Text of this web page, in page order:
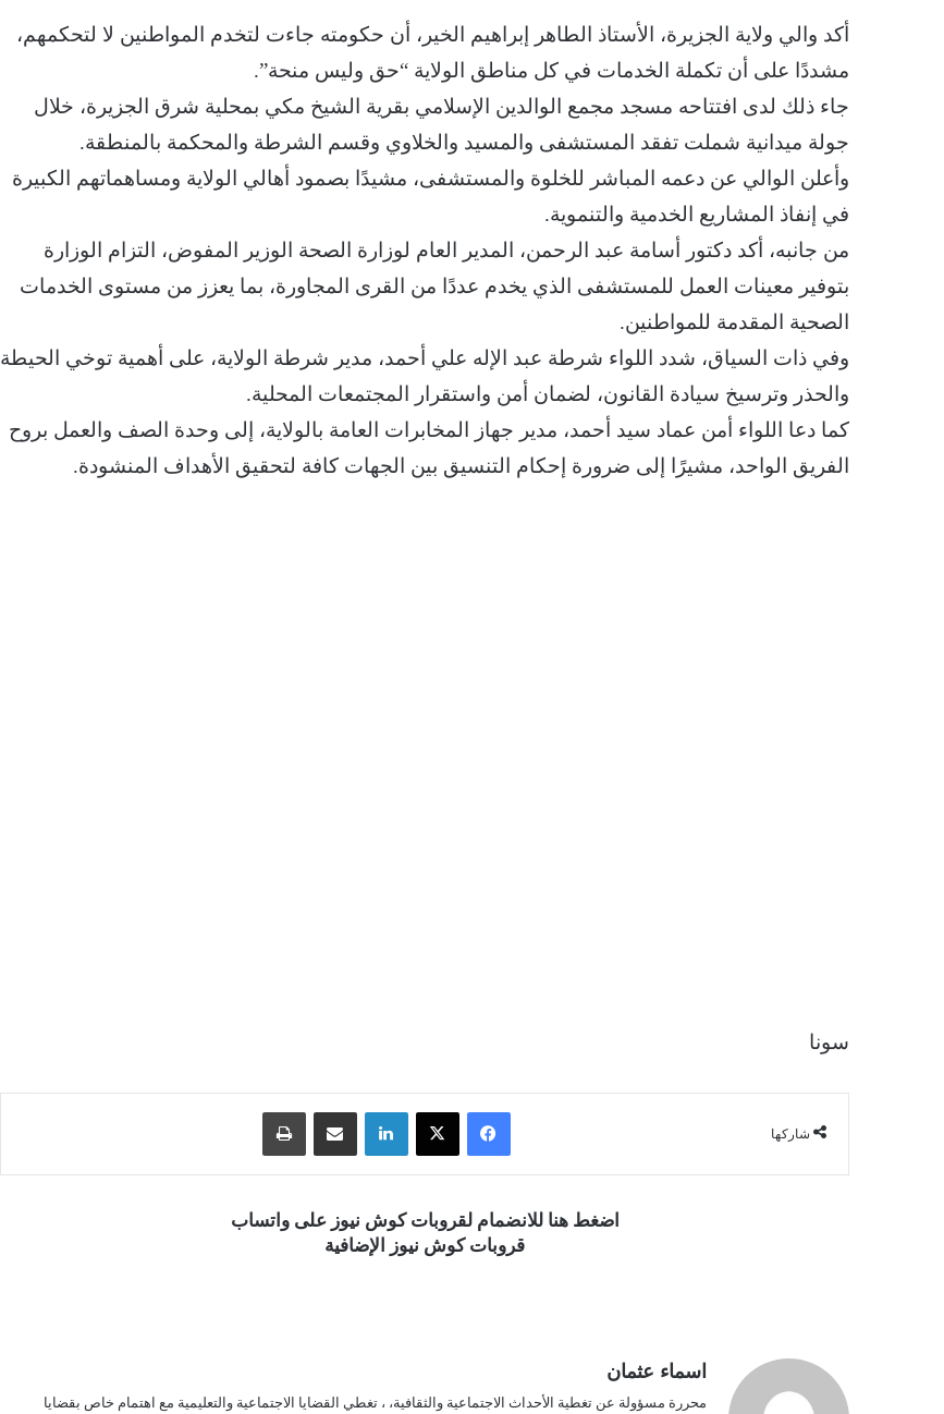
أكد والي ولاية الجزيرة، الأستاذ الطاهر إبراهيم الخير، أن حكومته جاءت لتخدم المواطنين لا لتحكمهم،
مشددًا على أن تكملة الخدمات في كل مناطق الولاية “حق وليس منحة”.
جاء ذلك لدى افتتاحه مسجد مجمع الوالدين الإسلامي بقرية الشيخ مكي بمحلية شرق الجزيرة، خلال
جولة ميدانية شملت تفقد المستشفى والمسيد والخلاوي وقسم الشرطة والمحكمة بالمنطقة.
وأعلن الوالي عن دعمه المباشر للخلوة والمستشفى، مشيدًا بصمود أهالي الولاية ومساهماتهم الكبيرة
في إنفاذ المشاريع الخدمية والتنموية.
من جانبه، أكد دكتور أسامة عبد الرحمن، المدير العام لوزارة الصحة الوزير المفوض، التزام الوزارة
بتوفير معينات العمل للمستشفى الذي يخدم عددًا من القرى المجاورة، بما يعزز من مستوى الخدمات
الصحية المقدمة للمواطنين.
وفي ذات السياق، شدد اللواء شرطة عبد الإله علي أحمد، مدير شرطة الولاية، على أهمية توخي الحيطة
والحذر وترسيخ سيادة القانون، لضمان أمن واستقرار المجتمعات المحلية.
كما دعا اللواء أمن عماد سيد أحمد، مدير جهاز المخابرات العامة بالولاية، إلى وحدة الصف والعمل بروح
الفريق الواحد، مشيرًا إلى ضرورة إحكام التنسيق بين الجهات كافة لتحقيق الأهداف المنشودة.
سونا
شاركها
فيسبوك ‫X لينكدإن مشاركة عبر البريد
اضغط هنا للانضمام لقروبات كوش نيوز على واتساب
قروبات كوش نيوز الإضافية
اسماء عثمان
محررة مسؤولة عن تغطية الأحداث الاجتماعية والثقافية، ، تغطي القضايا الاجتماعية والتعليمية مع اهتمام خاص بقضايا